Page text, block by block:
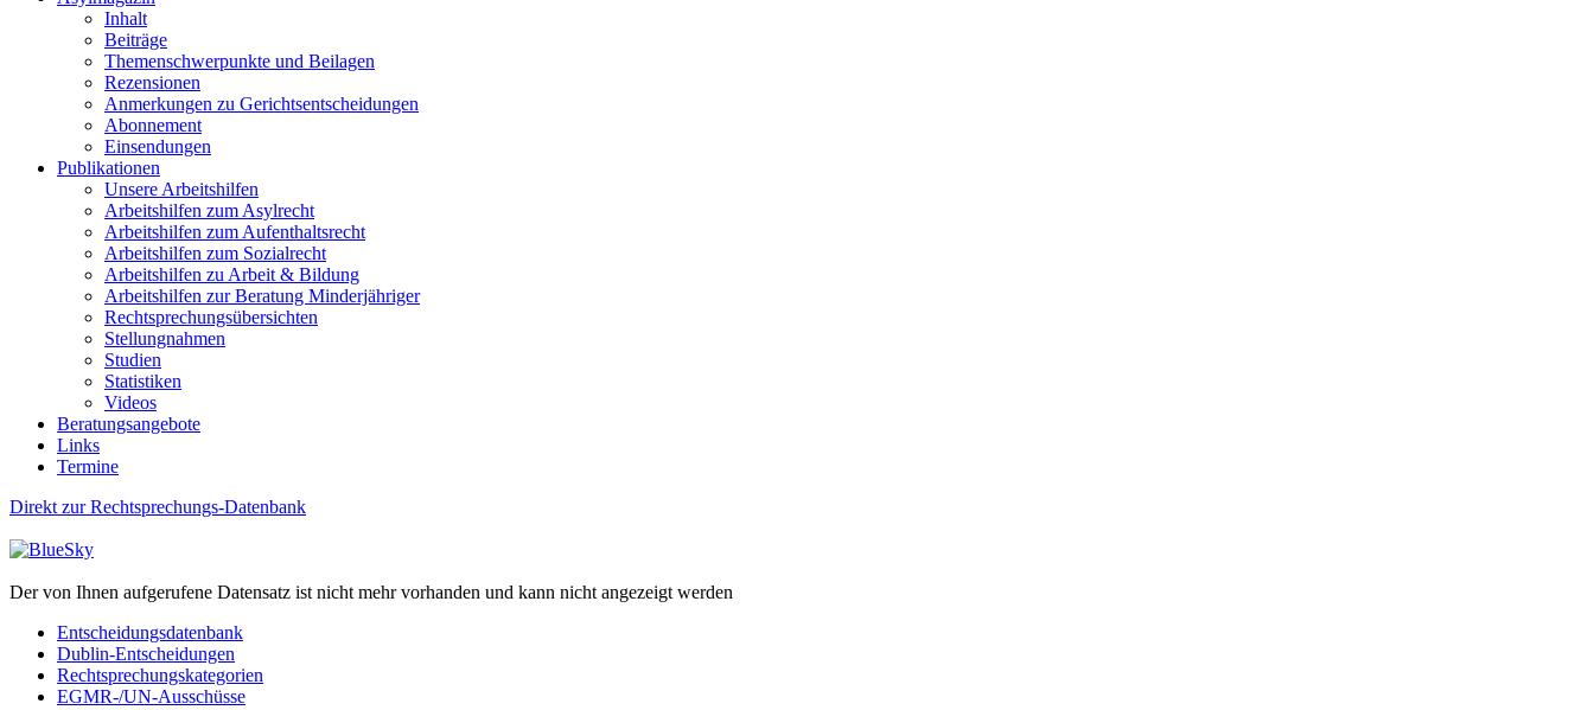
Inhalt
Beiträge
Themenschwerpunkte und Beilagen
Rezensionen
Anmerkungen zu Gerichtsentscheidungen
Abonnement
Einsendungen
Publikationen
Unsere Arbeitshilfen
Arbeitshilfen zum Asylrecht
Arbeitshilfen zum Aufenthaltsrecht
Arbeitshilfen zum Sozialrecht
Arbeitshilfen zu Arbeit & Bildung
Arbeitshilfen zur Beratung Minderjähriger
Rechtsprechungsübersichten
Stellungnahmen
Studien
Statistiken
Videos
Beratungsangebote
Links
Termine
Direkt zur Rechtsprechungs-Datenbank
Der von Ihnen aufgerufene Datensatz ist nicht mehr vorhanden und kann nicht angezeigt werden
Entscheidungsdatenbank
Dublin-Entscheidungen
Rechtsprechungskategorien
EGMR-/UN-Ausschüsse